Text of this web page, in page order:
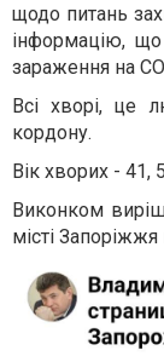
щодо питань
інформацію,
зараження на
Всі хворі, це
кордону.
Вік хворих - 41,
Виконком
місті